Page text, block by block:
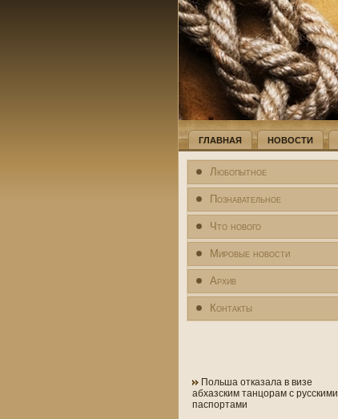
ГЛАВНАЯ НОВОСТИ
Любопытное
Познавательное
Что нового
Мировые новости
Архив
Контакты
Польша отказала в визе
абхазским танцорам с русскими
паспортами